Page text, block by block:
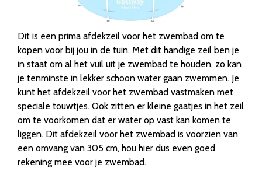
Dit is een prima afdekzeil voor het zwembad om te
kopen voor bij jou in de tuin. Met dit handige zeil ben je
in staat om al het vuil uit je zwembad te houden, zo kan
je tenminste in lekker schoon water gaan zwemmen. Je
kunt het afdekzeil voor het zwembad vastmaken met
speciale touwtjes. Ook zitten er kleine gaatjes in het zeil
om te voorkomen dat er water op vast kan komen te
liggen. Dit afdekzeil voor het zwembad is voorzien van
een omvang van 305 cm, hou hier dus even goed
rekening mee voor je zwembad.